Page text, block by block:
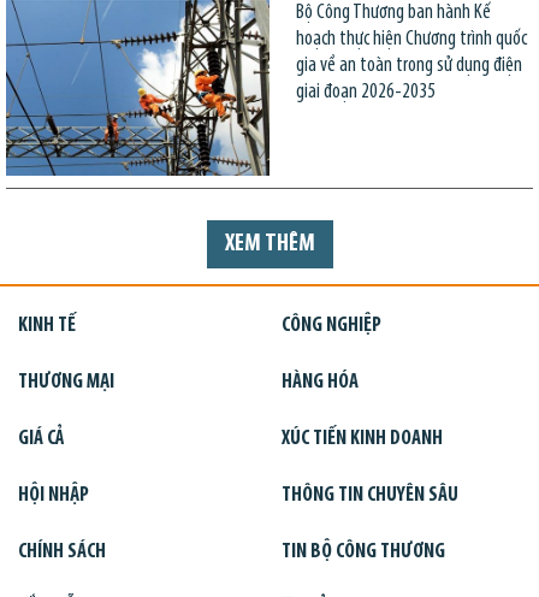
Bộ Công Thương ban hành Kế
hoạch thực hiện Chương trình quốc
gia về an toàn trong sử dụng điện
giai đoạn 2026-2035
XEM THÊM
KINH TẾ CÔNG NGHIỆP
THƯƠNG MẠI HÀNG HÓA
GIÁ CẢ XÚC TIẾN KINH DOANH
HỘI NHẬP THÔNG TIN CHUYÊN SÂU
CHÍNH SÁCH TIN BỘ CÔNG THƯƠNG